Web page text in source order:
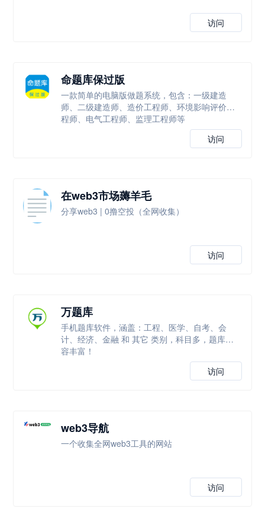
访问
命题库保过版
一款简单的电脑版做题系统，包含：一级建造
师、二级建造师、造价工程师、环境影响评价工
程师、电气工程师、监理工程师等
访问
在web3市场薅羊毛
分享web3 | 0撸空投（全网收集）
访问
万题库
手机题库软件，涵盖：工程、医学、自考、会
计、经济、金融 和 其它 类别，科目多，题库内
容丰富！
访问
web3导航
一个收集全网web3工具的网站
访问